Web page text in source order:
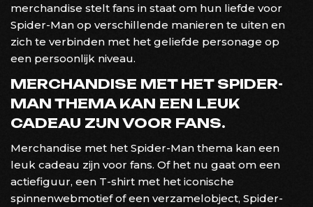
merchandise stelt fans in staat om hun liefde voor
Spider-Man op verschillende manieren te uiten en
zich te verbinden met het geliefde personage op
een persoonlijk niveau.
MERCHANDISE MET HET SPIDER-
MAN THEMA KAN EEN LEUK
CADEAU ZIJN VOOR FANS.
Merchandise met het Spider-Man thema kan een
leuk cadeau zijn voor fans. Of het nu gaat om een
actiefiguur, een T-shirt met het iconische
spinnenwebmotief of een verzamelobject, Spider-